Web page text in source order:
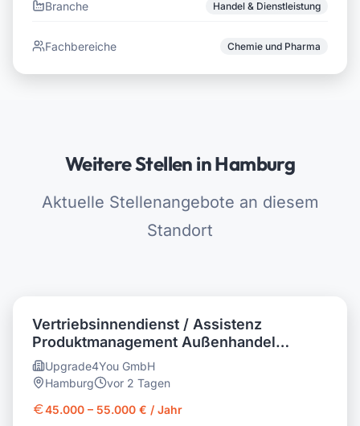
Branche Handel & Dienstleistung
Fachbereiche Chemie und Pharma
Weitere Stellen in Hamburg
Aktuelle Stellenangebote an diesem
Standort
Vertriebsinnendienst / Assistenz
Produktmanagement Außenhandel
(m/w/d) Personalvermittlung
Upgrade4You GmbH
Hamburg
vor 2 Tagen
45.000 – 55.000 € / Jahr